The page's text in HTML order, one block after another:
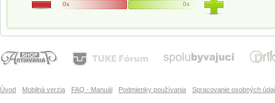
0x 0x
Úvod Mobilná verzia FAQ - Manuál Podmienky používania Spracovanie osobných